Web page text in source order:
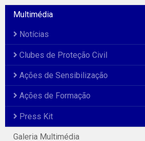
Multimédia
Notícias
Clubes de Proteção Civil
Ações de Sensibilização
Ações de Formação
Press Kit
Galeria Multimédia